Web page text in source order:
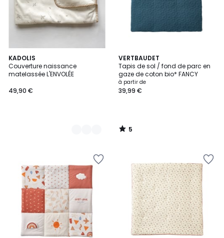
KADOLIS
Couverture naissance
matelassée L'ENVOLÉE
49,90 €
2
Couleurs
VERTBAUDET
Tapis de sol / fond de parc en
gaze de coton bio* FANCY
à partir de
39,99 €
5
/
5
5
/